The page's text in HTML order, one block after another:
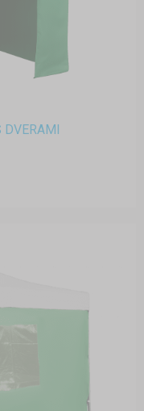
DVERAMI